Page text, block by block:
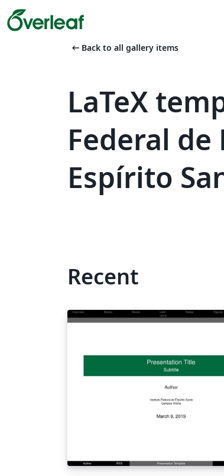
arrow_left_alt Back to all gallery items
LaTeX
Federal de
Espírito
Recent